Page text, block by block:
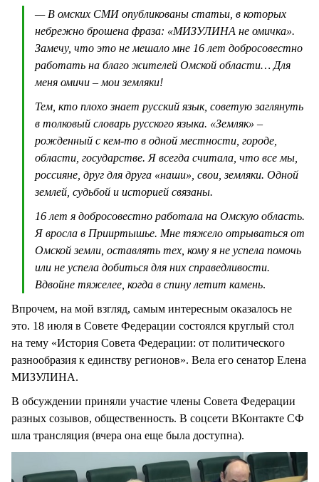
— В омских СМИ опубликованы статьи, в которых
небрежно брошена фраза: «МИЗУЛИНА не омичка».
Замечу, что это не мешало мне 16 лет добросовестно
работать на благо жителей Омской области… Для
меня омичи – мои земляки!
Тем, кто плохо знает русский язык, советую заглянуть
в толковый словарь русского языка. «Земляк» –
рожденный с кем-то в одной местности, городе,
области, государстве. Я всегда считала, что все мы,
россияне, друг для друга «наши», свои, земляки. Одной
землей, судьбой и историей связаны.
16 лет я добросовестно работала на Омскую область.
Я вросла в Прииртышье. Мне тяжело отрываться от
Омской земли, оставлять тех, кому я не успела помочь
или не успела добиться для них справедливости.
Вдвойне тяжелее, когда в спину летит камень.
Впрочем, на мой взгляд, самым интересным оказалось не
это. 18 июля в Совете Федерации состоялся круглый стол
на тему «История Совета Федерации: от политического
разнообразия к единству регионов». Вела его сенатор Елена
МИЗУЛИНА.
В обсуждении приняли участие члены Совета Федерации
разных созывов, общественность. В соцсети ВКонтакте СФ
шла трансляция (вчера она еще была доступна).